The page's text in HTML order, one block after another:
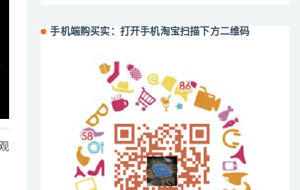
手机端购买实：打开手机淘宝扫描下方二维码